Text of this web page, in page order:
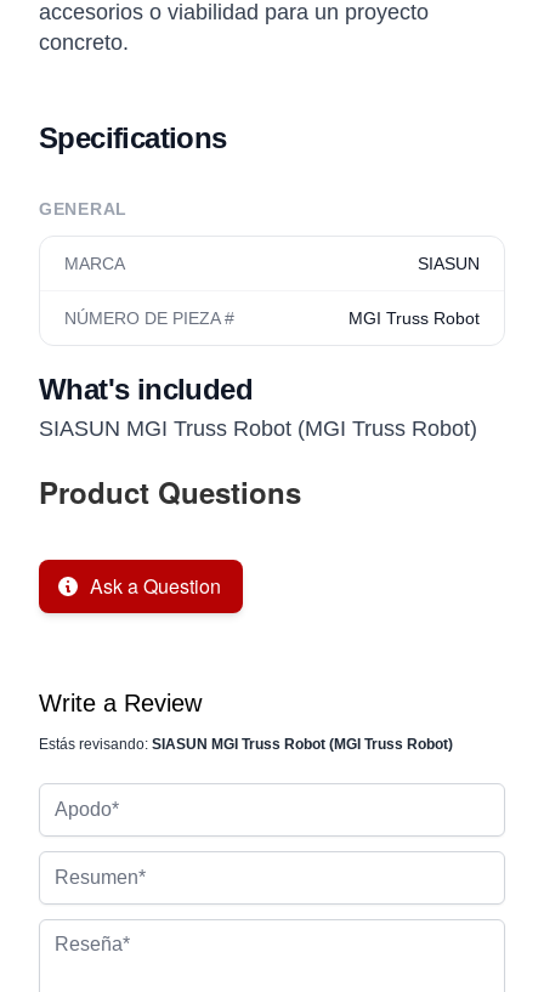
accesorios o viabilidad para un proyecto
concreto.
Specifications
GENERAL
MARCA SIASUN
NÚMERO DE PIEZA # MGI Truss Robot
What's included
SIASUN MGI Truss Robot (MGI Truss Robot)
Product Questions
Ask a Question
Write a Review
Estás revisando: SIASUN MGI Truss Robot (MGI Truss Robot)
Reseña